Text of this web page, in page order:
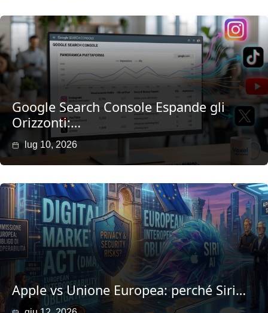
Google Search Console Espande gli
Orizzonti:…
lug 10, 2026
Apple vs Unione Europea: perché Siri…